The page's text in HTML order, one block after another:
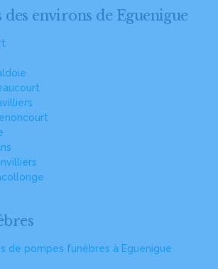
des environs de Eguenigue
de pompes funèbres à Eguenigue